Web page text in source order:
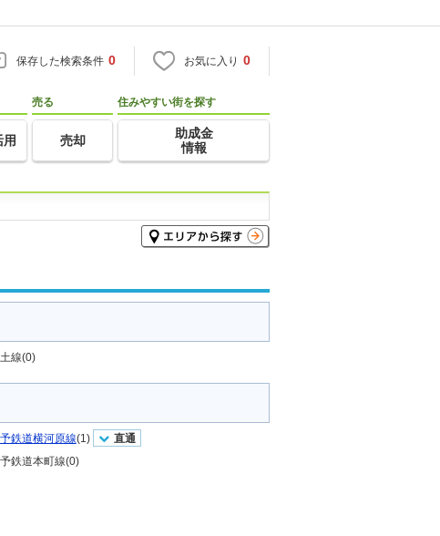
保存した検索条件 0 お気に入り 0
用
売る
売却
住みやすい街を探す
助成金
情報
線(0)
鉄道横河原線(1) 直通
鉄道本町線(0)